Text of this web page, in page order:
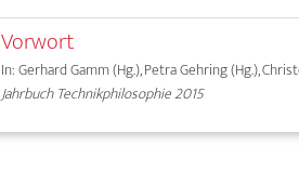
Vorwort
In: Gerhard Gamm (Hg.), Petra Gehring (Hg.),
Jahrbuch Technikphilosophie 2015